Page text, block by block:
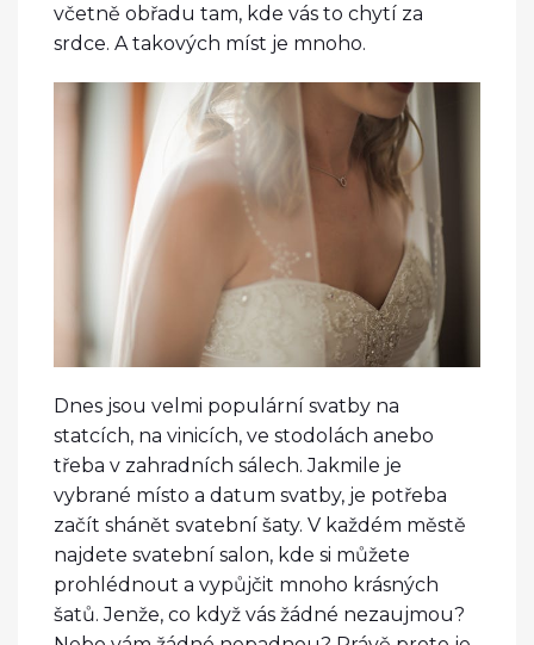
včetně obřadu tam, kde vás to chytí za
srdce. A takových míst je mnoho.
Dnes jsou velmi populární svatby na
statcích, na vinicích, ve stodolách anebo
třeba v zahradních sálech. Jakmile je
vybrané místo a datum svatby, je potřeba
začít shánět svatební šaty. V každém městě
najdete svatební salon, kde si můžete
prohlédnout a vypůjčit mnoho krásných
šatů. Jenže, co když vás žádné nezaujmou?